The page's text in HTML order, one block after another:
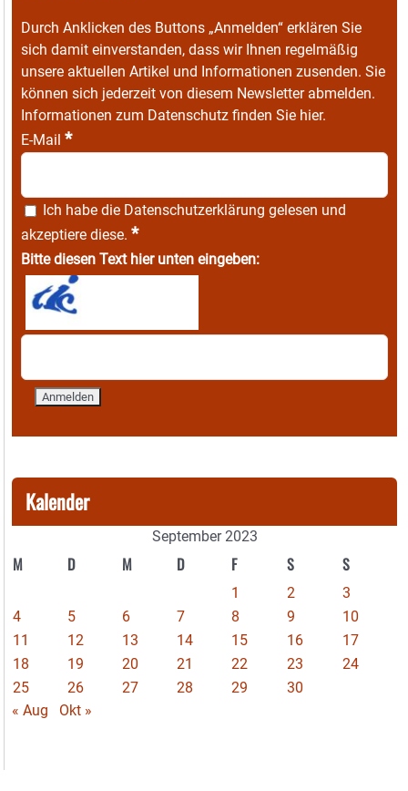
Durch Anklicken des Buttons „Anmelden“ erklären Sie
sich damit einverstanden, dass wir Ihnen regelmäßig
unsere aktuellen Artikel und Informationen zusenden. Sie
können sich jederzeit von diesem Newsletter abmelden.
Informationen zum Datenschutz finden Sie hier.
E-Mail *
Ich habe die Datenschutzerklärung gelesen und
akzeptiere diese. *
Bitte diesen Text hier unten eingeben:
Kalender
September 2023
M D M D F S S
1 2
3
4
5 6 7 8 9
10
11
12 13 14 15 16
17
18
19 20 21 22 23
24
25
26 27 28 29
30
« Aug
Okt »